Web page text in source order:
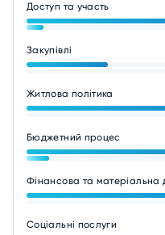
Доступ та участь
Закупівлі
Житлова політика
Бюджетний процес
Фінансова та матеріальна
Соціальні послуги